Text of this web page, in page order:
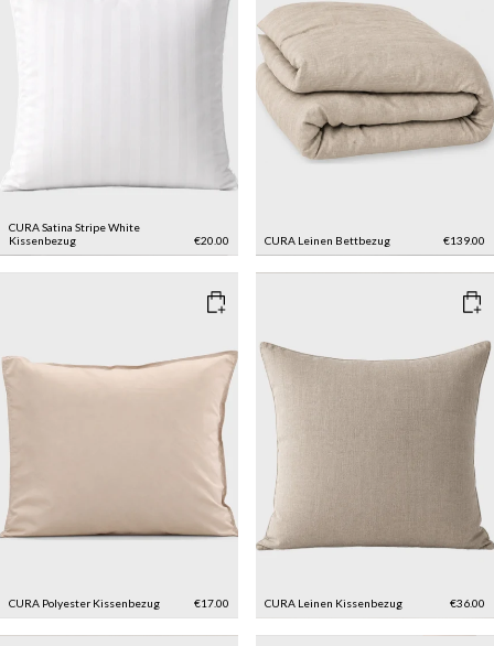
CURA Satina Stripe White
Kissenbezug
€20.00 CURA Leinen Bettbezug €139.00
CURA Polyester Kissenbezug €17.00 CURA Leinen Kissenbezug €36.00